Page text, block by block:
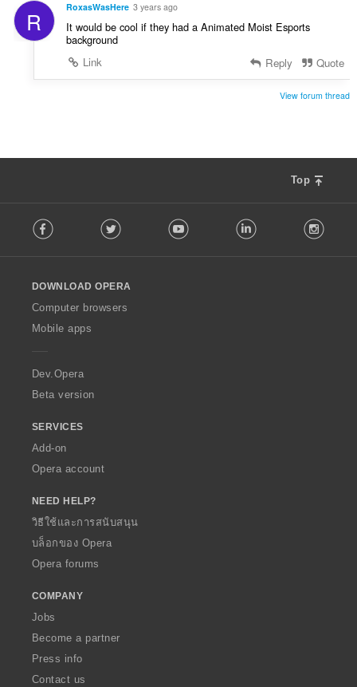
R RoxasWasHere 3 years ago
It would be cool if they had a Animated Moist Esports
background
Link
Reply Quote
View forum thread
Top
o
w
O
p
a
Facebook Twitter Youtube LinkedIn
DOWNLOAD OPERA
Computer browsers
Mobile apps
Dev.Opera
Beta version
SERVICES
Add-on
Opera account
NEED HELP?
วิธีใช้และการสนับสนุน
บล็อกของ Opera
Opera forums
COMPANY
Jobs
Become a partner
Press info
Contact us